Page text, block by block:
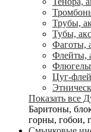
Трубы,
Тубы,
Фаготы,
Флейты,
Цуг-
Показать все
Баритоны,
горны, гобои,